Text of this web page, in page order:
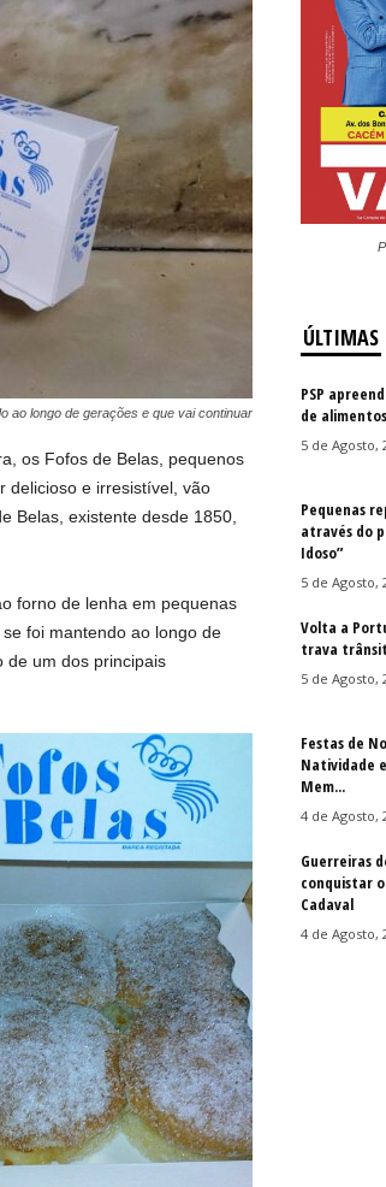
ao longo de gerações e que vai continuar
os Fofos de Belas, pequenos
delicioso e irresistível, vão
Belas, existente desde 1850,
forno de lenha em pequenas
foi mantendo ao longo de
de um dos principais
ÚLTIMAS
PSP
de
5 de Agosto,
Pequenas
através do
Idoso”
5 de Agosto,
Volta a
trava
5 de Agosto,
Festas de
Natividade
Mem...
4 de Agosto,
Guerreiras
conquistar
Cadaval
4 de Agosto,